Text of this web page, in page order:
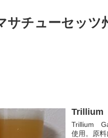
チューセッツ
Trillium
Trillium
使用。原